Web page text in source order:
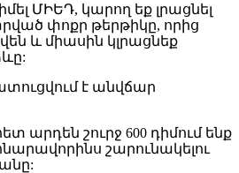
ՄԻԵԴ, կարող եք լրացնել
փոքր թերթիկը, որից
և միասին կլրացնեք
է անվճար
արդեն շուրջ 600 դիմում ենք
շարունակելու